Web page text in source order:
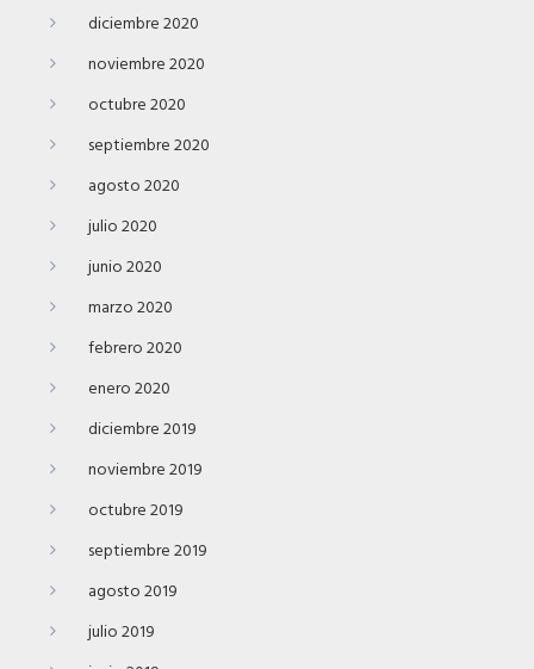
diciembre 2020
noviembre 2020
octubre 2020
septiembre 2020
agosto 2020
julio 2020
junio 2020
marzo 2020
febrero 2020
enero 2020
diciembre 2019
noviembre 2019
octubre 2019
septiembre 2019
agosto 2019
julio 2019